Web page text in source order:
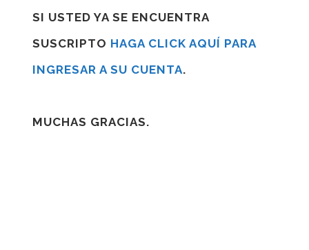
SI USTED YA SE ENCUENTRA
SUSCRIPTO HAGA CLICK AQUÍ PARA
INGRESAR A SU CUENTA.
MUCHAS GRACIAS.